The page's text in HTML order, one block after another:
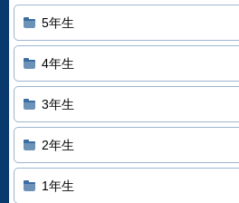
5年生
4年生
3年生
2年生
1年生